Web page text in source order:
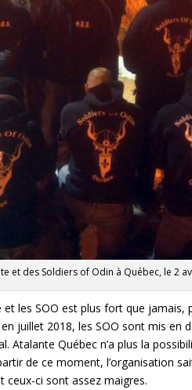
et des Soldiers of Odin à Québec, le 2
les SOO est plus fort que jamais,
juillet 2018, les SOO sont mis en
Atalante Québec n’a plus la
de ce moment, l’organisation
ci sont assez maigres.